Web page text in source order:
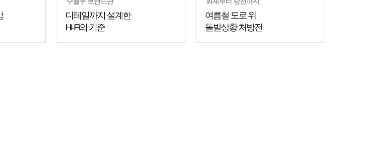
디테일까지 설계한
Hi-Fi의 기준
여름철 도로 위
돌발상황 처방전